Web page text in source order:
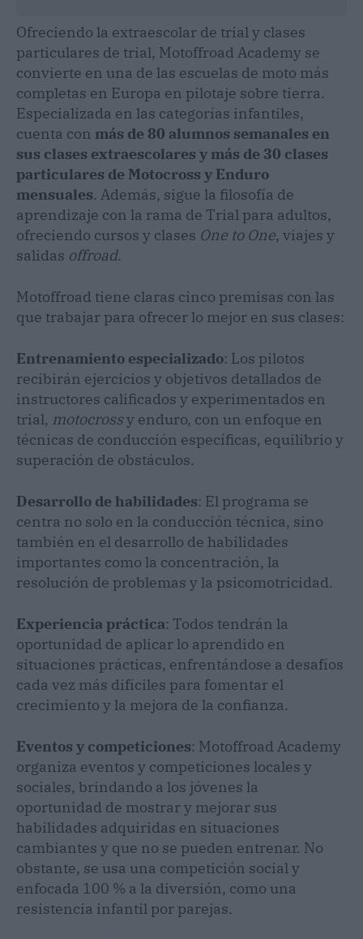
Ofreciendo la extraescolar de trial y clases
particulares de trial, Motoffroad Academy se
convierte en una de las escuelas de moto más
completas en Europa en pilotaje sobre tierra.
Especializada en las categorías infantiles,
cuenta con más de 80 alumnos semanales en
sus clases extraescolares y más de 30 clases
particulares de Motocross y Enduro
mensuales. Además, sigue la filosofía de
aprendizaje con la rama de Trial para adultos,
ofreciendo cursos y clases One to One, viajes y
salidas offroad.
Motoffroad tiene claras cinco premisas con las
que trabajar para ofrecer lo mejor en sus clases:
Entrenamiento especializado: Los pilotos
recibirán ejercicios y objetivos detallados de
instructores calificados y experimentados en
trial, motocrossy enduro, con un enfoque en
técnicas de conducción específicas, equilibrio y
superación de obstáculos.
Desarrollo de habilidades: El programa se
centra no solo en la conducción técnica, sino
también en el desarrollo de habilidades
importantes como la concentración, la
resolución de problemas y la psicomotricidad.
Experiencia práctica: Todos tendrán la
oportunidad de aplicar lo aprendido en
situaciones prácticas, enfrentándose a desafíos
cada vez más difíciles para fomentar el
crecimiento y la mejora de la confianza.
Eventos y competiciones: Motoffroad Academy
organiza eventos y competiciones locales y
sociales, brindando a los jóvenes la
oportunidad de mostrar y mejorar sus
habilidades adquiridas en situaciones
cambiantes y que no se pueden entrenar. No
obstante, se usa una competición social y
enfocada 100 % a la diversión, como una
resistencia infantil por parejas.